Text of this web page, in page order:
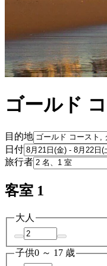
ゴールド
目的地
日付
旅行者
客室 1
大人
子供0 ～ 17 歳